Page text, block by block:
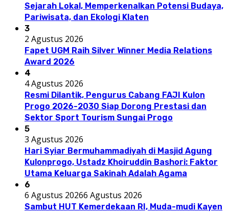
Sejarah Lokal, Memperkenalkan Potensi Budaya,
Pariwisata, dan Ekologi Klaten
3
2 Agustus 2026
Fapet UGM Raih Silver Winner Media Relations
Award 2026
4
4 Agustus 2026
Resmi Dilantik, Pengurus Cabang FAJI Kulon
Progo 2026-2030 Siap Dorong Prestasi dan
Sektor Sport Tourism Sungai Progo
5
3 Agustus 2026
Hari Syiar Bermuhammadiyah di Masjid Agung
Kulonprogo, Ustadz Khoiruddin Bashori: Faktor
Utama Keluarga Sakinah Adalah Agama
6
6 Agustus 20266 Agustus 2026
Sambut HUT Kemerdekaan RI, Muda-mudi Kayen